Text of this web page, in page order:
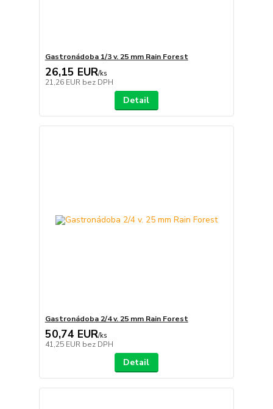
Gastronádoba 1/3 v. 25 mm Rain Forest
26,15 EUR/ks
21,26 EUR bez DPH
Detail
Gastronádoba 2/4 v. 25 mm Rain Forest
50,74 EUR/ks
41,25 EUR bez DPH
Detail